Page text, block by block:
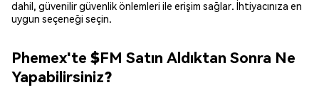
dahil, güvenilir güvenlik önlemleri ile erişim sağlar. İhtiyacınıza en
uygun seçeneği seçin.
Phemex'te $FM Satın Aldıktan Sonra Ne
Yapabilirsiniz?